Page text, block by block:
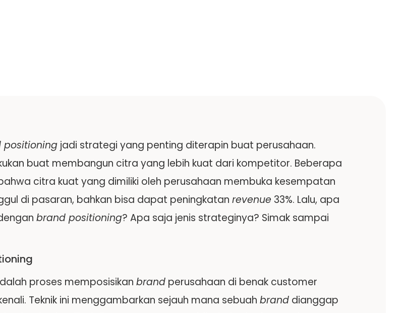
positioningjadi strategi yang penting diterapin buat perusahaan.
buat membangun citra yang lebih kuat dari kompetitor. Beberapa
citra kuat yang dimiliki oleh perusahaan membuka kesempatan
di pasaran, bahkan bisa dapat peningkatan revenue 33%. Lalu, apa
brand positioning? Apa saja jenis strateginya? Simak sampai
proses memposisikan brandperusahaan di benak customer
Teknik ini menggambarkan sejauh mana sebuah branddianggap